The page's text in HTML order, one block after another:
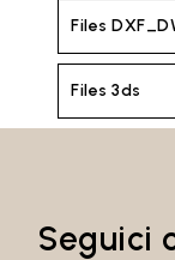
Files
Files 3ds
Seguici